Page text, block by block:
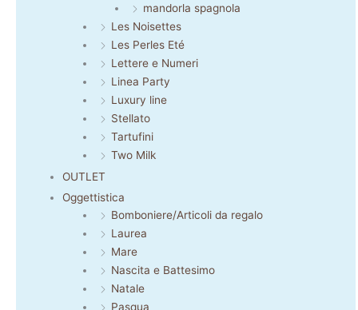
mandorla spagnola
Les Noisettes
Les Perles Eté
Lettere e Numeri
Linea Party
Luxury line
Stellato
Tartufini
Two Milk
OUTLET
Oggettistica
Bomboniere/Articoli da regalo
Laurea
Mare
Nascita e Battesimo
Natale
Pasqua